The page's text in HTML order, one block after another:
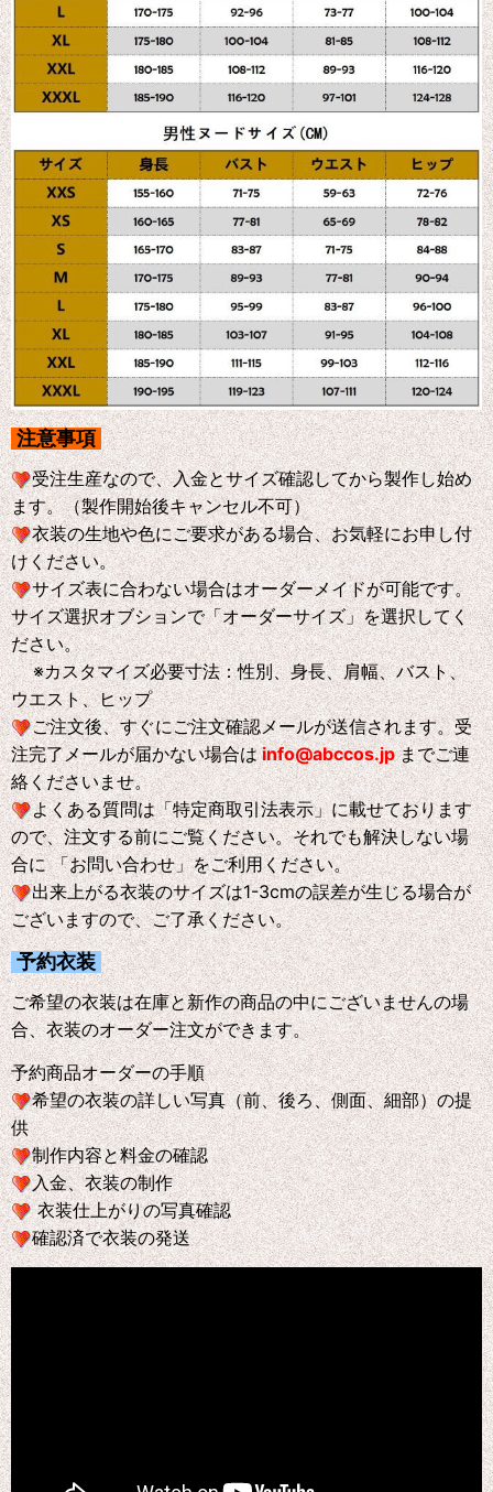
注意事項
受注生産なので、入金とサイズ確認してから製作し始め
ます。（製作開始後キャンセル不可）
衣装の生地や色にご要求がある場合、お気軽にお申し付
けください。
サイズ表に合わない場合はオーダーメイドが可能です。
サイズ選択オブションで「オーダーサイズ」を選択してく
ださい。
※カスタマイズ必要寸法：性別、身長、肩幅、バスト、
ウエスト、ヒップ
ご注文後、すぐにご注文確認メールが送信されます。受
注完了メールが届かない場合はinfo@abccos.jp までご連
絡くださいませ。
よくある質問は「特定商取引法表示」に載せております
ので、注文する前にご覧ください。それでも解決しない場
合に 「お問い合わせ」をご利用ください。
出来上がる衣装のサイズは1-3cmの誤差が生じる場合が
ございますので、ご了承ください。
予約衣装
ご希望の衣装は在庫と新作の商品の中にございませんの場
合、衣装のオーダー注文ができます。
予約商品オーダーの手順
希望の衣装の詳しい写真（前、後ろ、側面、細部）の提
供
制作内容と料金の確認
入金、衣装の制作
衣装仕上がりの写真確認
確認済で衣装の発送